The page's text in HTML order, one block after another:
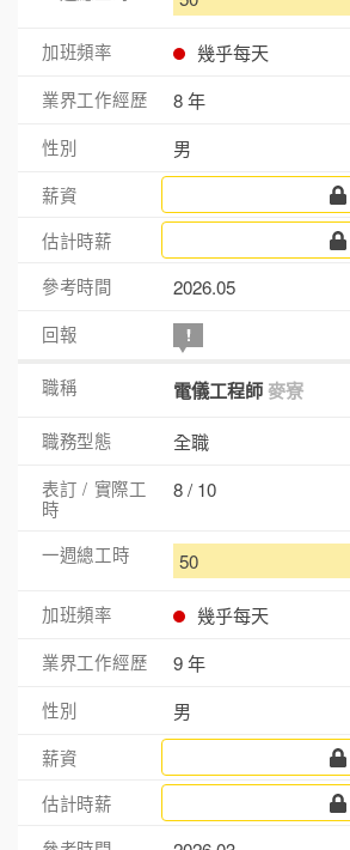
幾乎每天
8 年
男
2026.05
電儀工程師 麥寮
全職
8 / 10
50
幾乎每天
9 年
男